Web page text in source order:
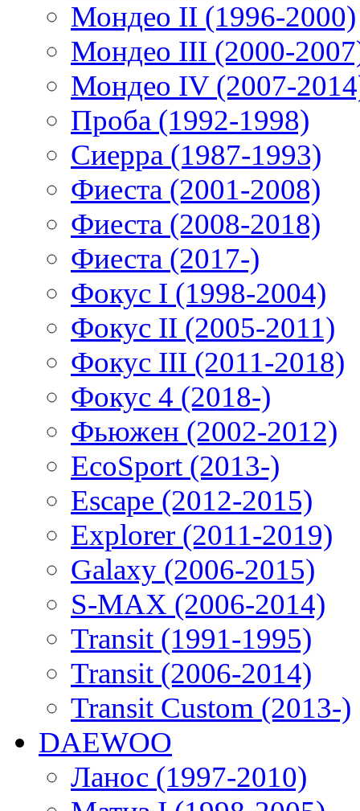
Мондео II (1996-2000)
Мондео III (2000-
Мондео IV (2007-
Проба (1992-1998)
Сиерра (1987-1993)
Фиеста (2001-2008)
Фиеста (2008-2018)
Фиеста (2017-)
Фокус I (1998-2004)
Фокус II (2005-2011)
Фокус III (2011-2018)
Фокус 4 (2018-)
Фьюжен (2002-2012)
EcoSport (2013-)
Escape (2012-2015)
Explorer (2011-2019)
Galaxy (2006-2015)
S-MAX (2006-2014)
Transit (1991-1995)
Transit (2006-2014)
Transit Custom (2013-)
DAEWOO
Ланос (1997-2010)